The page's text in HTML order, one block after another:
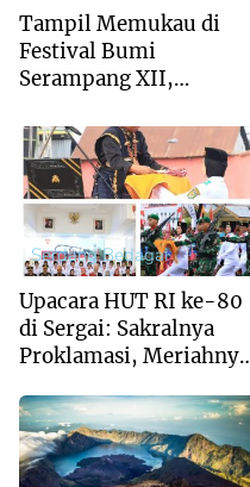
Tampil Memukau di
Festival Bumi
Serampang XII,
Husna Sabet Juara
Umum I
Serdang Bedagai
Upacara HUT RI ke-80
di Sergai: Sakralnya
Proklamasi, Meriahnya